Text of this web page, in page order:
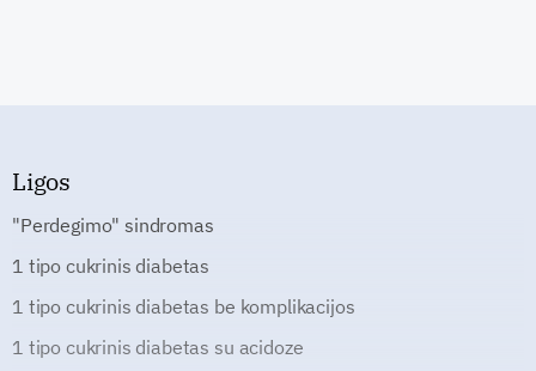
Ligos
"Perdegimo" sindromas
1 tipo cukrinis diabetas
1 tipo cukrinis diabetas be komplikacijos
1 tipo cukrinis diabetas su acidoze